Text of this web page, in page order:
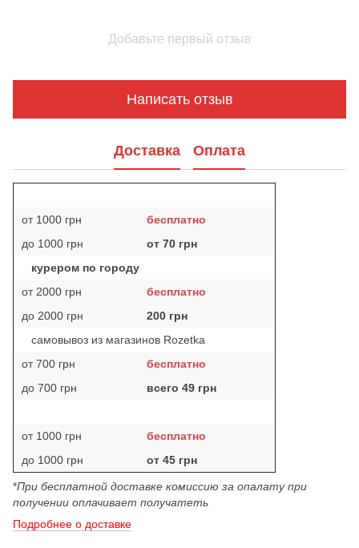
Добавьте первый отзыв
Написать отзыв
Доставка Оплата
от 1000 грн
бесплатно
до 1000 грн
от 70 грн
курером по городу
от 2000 грн
бесплатно
до 2000 грн
200 грн
самовывоз из магазинов Rozetka
от 700 грн
бесплатно
до 700 грн
всего 49 грн
от 1000 грн
бесплатно
до 1000 грн
от 45 грн
*При бесплатной доставке комиссию за опалату при
получении оплачивает получатеть
Подробнее о доставке